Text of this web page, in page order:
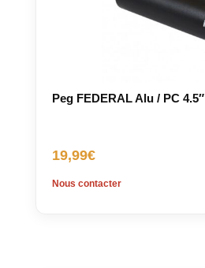
Peg FEDERAL Alu / PC 4.5″
19,99€
Nous contacter